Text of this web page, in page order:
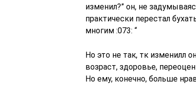
изменил?” он, не
практически перестал
многим :073: “
Но это не так, тк изменилл
возраст, здоровье,
Но ему, конечно, больше